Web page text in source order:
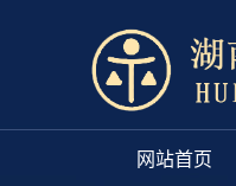
网站首页